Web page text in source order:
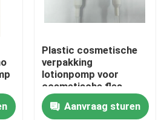
Plastic cosmetische
verpakking
lotionpomp voor
cosmetische fles
Aanvraag sturen